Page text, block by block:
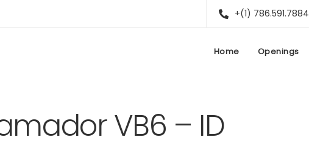
+(1) 786.591.7884
Home Openings
VB6 – ID